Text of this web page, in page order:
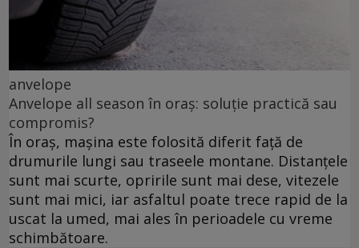
anvelope
Anvelope all season în oraș: soluție practică sau
compromis?
În oraș, mașina este folosită diferit față de
drumurile lungi sau traseele montane. Distanțele
sunt mai scurte, opririle sunt mai dese, vitezele
sunt mai mici, iar asfaltul poate trece rapid de la
uscat la umed, mai ales în perioadele cu vreme
schimbătoare.